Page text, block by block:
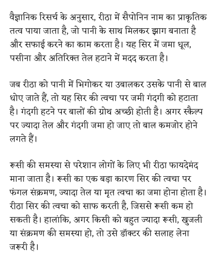
वैज्ञानिक रिसर्च के अनुसार, रीठा में सैपोनिन नाम का प्राकृतिक
तत्व पाया जाता है, जो पानी के साथ मिलकर झाग बनाता है
और सफाई करने का काम करता है। यह सिर में जमा धूल,
पसीना और अतिरिक्त तेल हटाने में मदद करता है।
जब रीठा को पानी में भिगोकर या उबालकर उसके पानी से बाल
धोए जाते हैं, तो यह सिर की त्वचा पर जमी गंदगी को हटाता
है। गंदगी हटने पर बालों की ग्रोथ अच्छी होती है। अगर स्कैल्प
पर ज्यादा तेल और गंदगी जमा हो जाए तो बाल कमजोर होने
लगते हैं।
रूसी की समस्या से परेशान लोगों के लिए भी रीठा फायदेमंद
माना जाता है। रूसी का एक बड़ा कारण सिर की त्वचा पर
फंगल संक्रमण, ज्यादा तेल या मृत त्वचा का जमा होना होता है।
रीठा सिर की त्वचा को साफ करती है, जिससे रूसी कम हो
सकती है। हालांकि, अगर किसी को बहुत ज्यादा रूसी, खुजली
या संक्रमण की समस्या हो, तो उसे डॉक्टर की सलाह लेना
जरूरी है।